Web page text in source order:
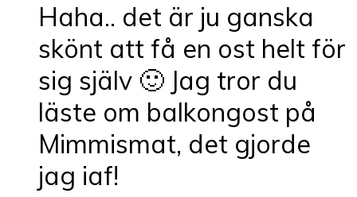
Haha.. det är ju ganska
skönt att få en ost helt för
sig själv 🙂 Jag tror du
läste om balkongost på
Mimmismat, det gjorde
jag iaf!